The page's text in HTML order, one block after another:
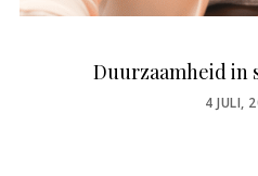
Duurzaamheid in
POSTED
4 JULI,